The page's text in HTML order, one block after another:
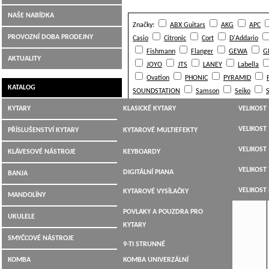
Značky: ABX Guitars AKG
APC
Casio
Citronic Cort
D'Addario
Fishmann
Flanger GEWA
JOYO
JTS LANEY
Labella
Ovation
PHONIC PYRAMID
SOUNDSTATION
Samson Seiko
Virus
Warwick tc
Tanglewood TW 28 CLN akustická kytara
NAŠE NABÍDKA
PROVOZNÍ DOBA PRODEJNY
AKTUALITY
KATALOG
KYTARY KLASICKÉ KYTARY
JUMBO,
12-TI STRUNNÉ
9-TI STRUNNÉ
PŘÍSLUŠENSTVÍ KYTARY KYTAROVÉ MULTIEFEKTY
LADIČKY
KYTAROVÉ KABELY
KYTAROVÉ VYSÍLAČKY
POVLAKY A POUZDRA PRO
KYTARY
KLÁVESOVÉ NÁSTROJE KEYBOARDY
DIGITÁLNÍ PIANA
BANJA
MANDOLÍNY
UKULELE
SMYČCOVÉ NÁSTROJE
KOMBA KOMBA UNIVERZÁLNÍ